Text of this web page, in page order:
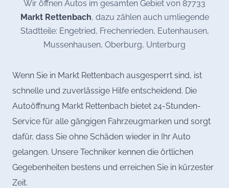
Wir öffnen Autos im gesamten Gebiet von 87733
Markt Rettenbach, dazu zählen auch umliegende
Stadtteile: Engetried, Frechenrieden, Eutenhausen,
Mussenhausen, Oberburg, Unterburg
Wenn Sie in Markt Rettenbach ausgesperrt sind, ist
schnelle und zuverlässige Hilfe entscheidend. Die
Autoöffnung Markt Rettenbach bietet 24-Stunden-
Service für alle gängigen Fahrzeugmarken und sorgt
dafür, dass Sie ohne Schäden wieder in Ihr Auto
gelangen. Unsere Techniker kennen die örtlichen
Gegebenheiten bestens und erreichen Sie in kürzester
Zeit.